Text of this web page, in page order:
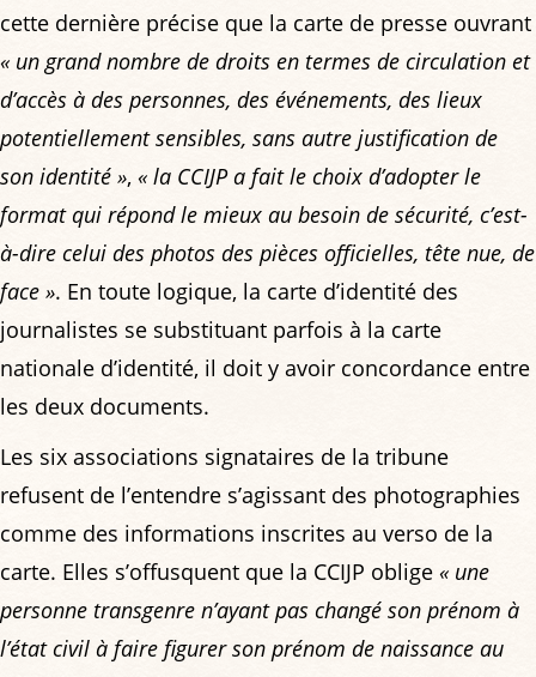
cette dernière précise que la carte de presse ouvrant
« un grand nombre de droits en termes de circulation et
d’accès à des personnes, des événements, des lieux
potentiellement sensibles, sans autre justification de
son identité », « la CCIJP a fait le choix d’adopter le
format qui répond le mieux au besoin de sécurité, c’est-
à-dire celui des photos des pièces officielles, tête nue, de
face ». En toute logique, la carte d’identité des
journalistes se substituant parfois à la carte
nationale d’identité, il doit y avoir concordance entre
les deux documents.
Les six associations signataires de la tribune
refusent de l’entendre s’agissant des photographies
comme des informations inscrites au verso de la
carte. Elles s’offusquent que la CCIJP oblige « une
personne transgenre n’ayant pas changé son prénom à
l’état civil à faire figurer son prénom de naissance au